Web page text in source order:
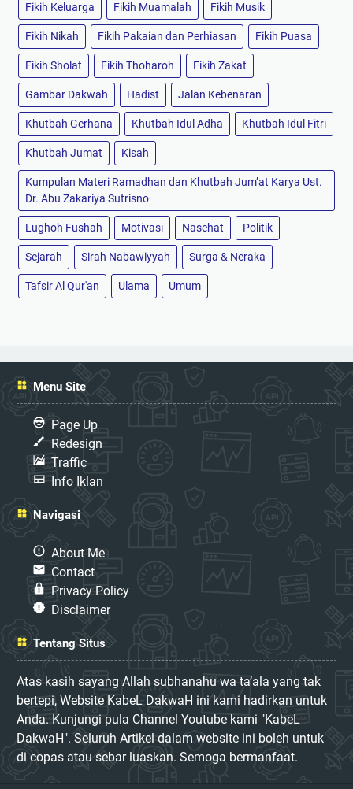
Fikih Keluarga Fikih Muamalah Fikih Musik
Fikih Nikah Fikih Pakaian dan Perhiasan Fikih Puasa
Fikih Sholat Fikih Thoharoh Fikih Zakat
Gambar Dakwah Hadist Jalan Kebenaran
Khutbah Gerhana Khutbah Idul Adha Khutbah Idul Fitri
Khutbah Jumat Kisah
Kumpulan Materi Ramadhan dan Khutbah Jum’at Karya Ust.
Dr. Abu Zakariya Sutrisno
Lughoh Fushah Motivasi Nasehat Politik
Sejarah Sirah Nabawiyyah Surga & Neraka
Tafsir Al Qur'an Ulama Umum
Menu Site
Page Up
Redesign
Traffic
Info Iklan
Navigasi
About Me
Contact
Privacy Policy
Disclaimer
Tentang Situs
Atas kasih sayang Allah subhanahu wa ta’ala yang tak
bertepi, Website KabeL DakwaH ini kami hadirkan untuk
Anda. Kunjungi pula Channel Youtube kami "KabeL
DakwaH". Seluruh Artikel dalam website ini boleh untuk
di copas atau sebar luaskan. Semoga bermanfaat.